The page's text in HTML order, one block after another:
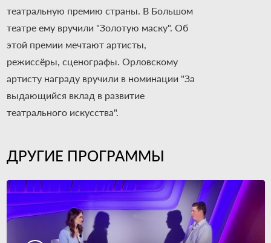
театральную премию страны. В Большом
театре ему вручили "Золотую маску". Об
этой премии мечтают артисты,
режиссёры, сценографы. Орловскому
артисту награду вручили в номинации "За
выдающийся вклад в развитие
театрального искусства".
ДРУГИЕ ПРОГРАММЫ